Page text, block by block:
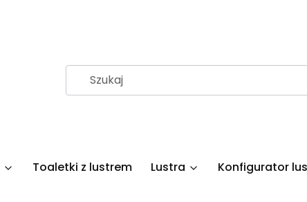
Toaletki z lustrem Lustra Konfigurator